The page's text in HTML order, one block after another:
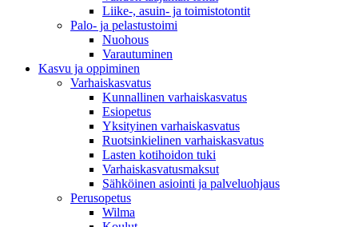
Liike-, asuin- ja toimistotontit
Palo- ja pelastustoimi
Nuohous
Varautuminen
Kasvu ja oppiminen
Varhaiskasvatus
Kunnallinen varhaiskasvatus
Esiopetus
Yksityinen varhaiskasvatus
Ruotsinkielinen varhaiskasvatus
Lasten kotihoidon tuki
Varhaiskasvatusmaksut
Sähköinen asiointi ja palveluohjaus
Perusopetus
Wilma